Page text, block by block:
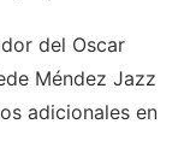
del Oscar
Méndez Jazz
adicionales en